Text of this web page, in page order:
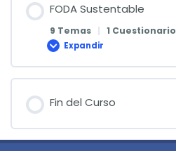
FODA Sustentable
9 Temas | 1 Cuestionario
Expandir
FODA
Fin del Curso